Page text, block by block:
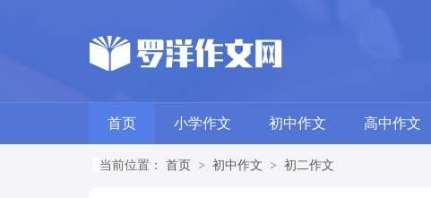
首页 小学作文 初中作文 高中作文
当前位置： 首页 > 初中作文 > 初二作文